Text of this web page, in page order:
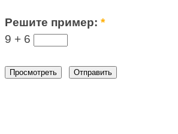
Решите пример:*
9 + 6